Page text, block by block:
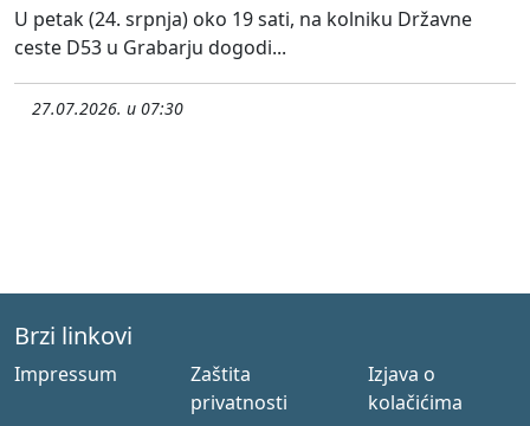
U petak (24. srpnja) oko 19 sati, na kolniku Državne
ceste D53 u Grabarju dogodi...
27.07.2026. u 07:30
Brzi linkovi
Impressum
Zaštita
privatnosti
Izjava o
kolačićima